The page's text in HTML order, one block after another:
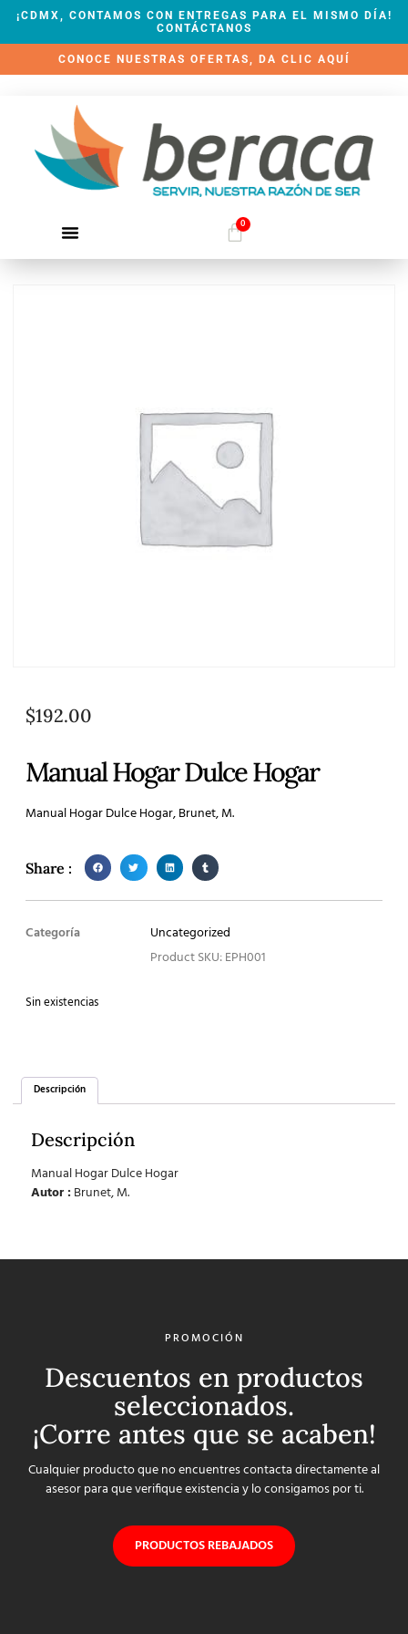
¡CDMX, CONTAMOS CON ENTREGAS PARA EL MISMO DÍA!
CONTÁCTANOS
CONOCE NUESTRAS OFERTAS, DA CLIC AQUÍ
0
$192.00
Manual Hogar Dulce Hogar
Manual Hogar Dulce Hogar, Brunet, M.
Share :
Categoría
Uncategorized
Product SKU: EPH001
Sin existencias
Descripción
Descripción
Manual Hogar Dulce Hogar
Autor :Brunet, M.
PROMOCIÓN
Descuentos en productos
seleccionados.
¡Corre antes que se acaben!
Cualquier producto que no encuentres contacta directamente al
asesor para que verifique existencia y lo consigamos por ti.
PRODUCTOS REBAJADOS